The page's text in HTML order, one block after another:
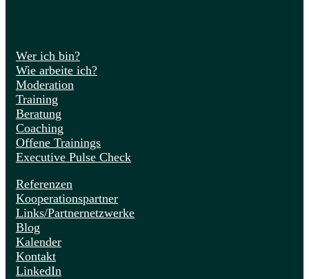
Wer ich bin?
Wie arbeite ich?
Moderation
Training
Beratung
Coaching
Offene Trainings
Executive Pulse Check
Referenzen
Kooperationspartner
Links/Partnernetzwerke
Blog
Kalender
Kontakt
LinkedIn